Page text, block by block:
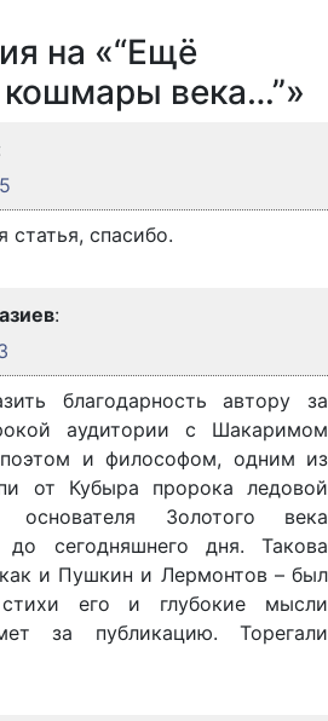
на «“Ещё
века…”»
статья, спасибо.
:
благодарность автору за
аудитории с Шакаримом
и философом, одним из
от Кубыра пророка ледовой
Золотого века
до сегодняшнего дня. Такова
и Пушкин и Лермонтов – был
его и глубокие мысли
за публикацию. Торегали